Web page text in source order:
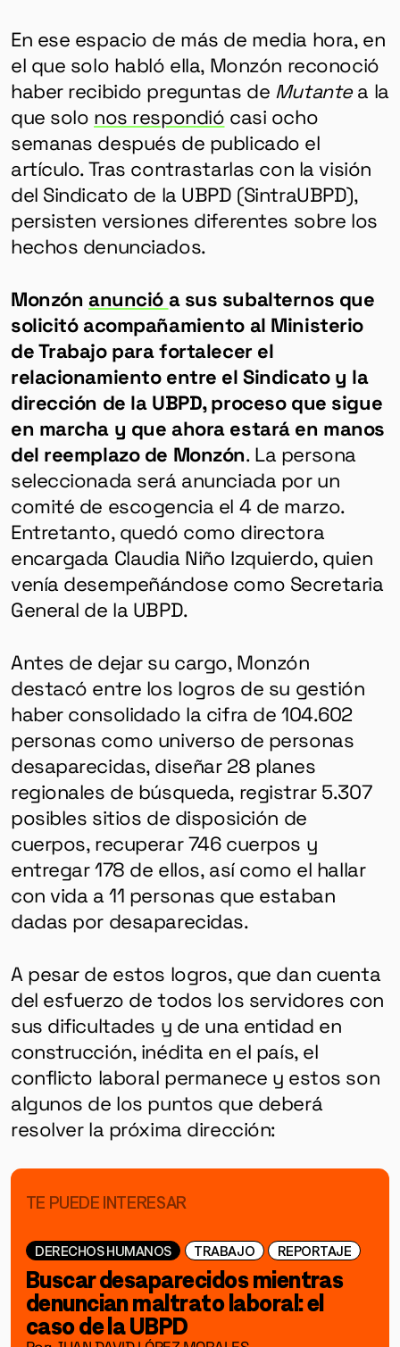
En ese espacio de más de media hora, en
el que solo habló ella, Monzón reconoció
haber recibido preguntas de Mutantea la
que solo nos respondió casi ocho
semanas después de publicado el
artículo. Tras contrastarlas con la visión
del Sindicato de la UBPD (SintraUBPD),
persisten versiones diferentes sobre los
hechos denunciados.
Monzón anunció a sus subalternos que
solicitó acompañamiento al Ministerio
de Trabajo para fortalecer el
relacionamiento entre el Sindicato y la
dirección de la UBPD, proceso que sigue
en marcha y que ahora estará en manos
del reemplazo de Monzón. La persona
seleccionada será anunciada por un
comité de escogencia el 4 de marzo.
Entretanto, quedó como directora
encargada Claudia Niño Izquierdo, quien
venía desempeñándose como Secretaria
General de la UBPD.
Antes de dejar su cargo, Monzón
destacó entre los logros de su gestión
haber consolidado la cifra de 104.602
personas como universo de personas
desaparecidas, diseñar 28 planes
regionales de búsqueda, registrar 5.307
posibles sitios de disposición de
cuerpos, recuperar 746 cuerpos y
entregar 178 de ellos, así como el hallar
con vida a 11 personas que estaban
dadas por desaparecidas.
A pesar de estos logros, que dan cuenta
del esfuerzo de todos los servidores con
sus dificultades y de una entidad en
construcción, inédita en el país, el
conflicto laboral permanece y estos son
algunos de los puntos que deberá
resolver la próxima dirección:
TE PUEDE INTERESAR
DERECHOS HUMANOS TRABAJO REPORTAJE
Buscar desaparecidos mientras
denuncian maltrato laboral: el
caso de la UBPD